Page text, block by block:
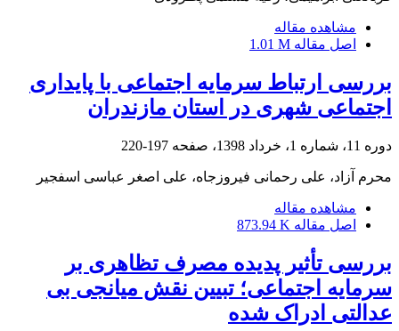
مشاهده مقاله
اصل مقاله 1.01 M
بررسی ارتباط سرمایه اجتماعی با پایداری
اجتماعی شهری در استان مازندران
دوره 11، شماره 1، خرداد 1398، صفحه 197-220
محرم آزاد، علی رحمانی فیروزجاه، علی اصغر عباسی اسفجیر
مشاهده مقاله
اصل مقاله 873.94 K
بررسی تأثیر پدیده مصرف تظاهری بر
سرمایه اجتماعی؛ تبیین نقش میانجی بی
عدالتی ادراک شده